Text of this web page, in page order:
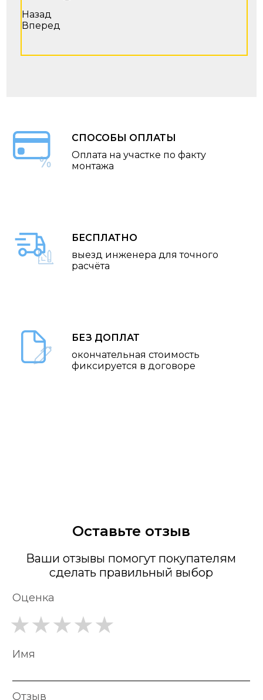
Назад
Вперед
СПОСОБЫ ОПЛАТЫ
Оплата на участке по факту
монтажа
БЕСПЛАТНО
выезд инженера для точного
расчёта
БЕЗ ДОПЛАТ
окончательная стоимость
фиксируется в договоре
Оставьте отзыв
Ваши отзывы помогут покупателям
сделать правильный выбор
Оценка
Имя
Отзыв